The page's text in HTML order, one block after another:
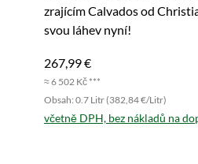
zrajícím Calvados od
svou láhev nyní!
267,99 €
≈ 6 502 Kč ***
Obsah: 0.7 Litr (382,84 €/Litr)
včetně DPH, bez nákladů na